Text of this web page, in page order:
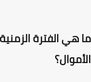
هي الفترة الزمنية